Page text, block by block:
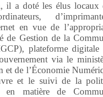
il a doté les élus locaux
en vue de
de Gestion de la
plateforme digitale
via le
et de l’Économie
et le suivi de la
en matière de